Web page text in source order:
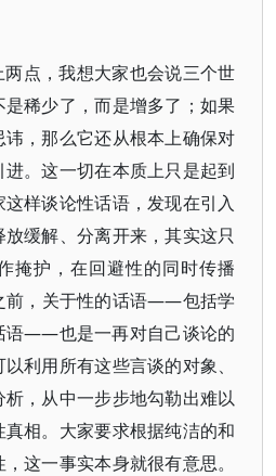
点，我想大家也会说三个世
稀少了，而是增多了；如果
，那么它还从根本上确保对
。这一切在本质上只是起到
样谈论性话语，发现在引入
缓解、分离开来，其实这只
掩护，在回避性的同时传播
前，关于性的话语——包括学
语——也是一再对自己谈论的
利用所有这些言谈的对象、
，从中一步步地勾勒出难以
相。大家要求根据纯洁的和
这一事实本身就很有意思。